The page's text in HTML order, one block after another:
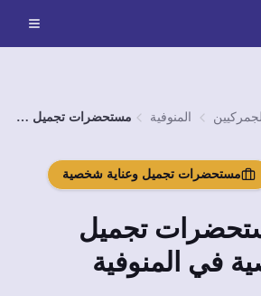
المنوفية مستحضرات تجميل وعناية شخصية
مستحضرات تجميل وعناية شخصية
تجميل
في المنوفية